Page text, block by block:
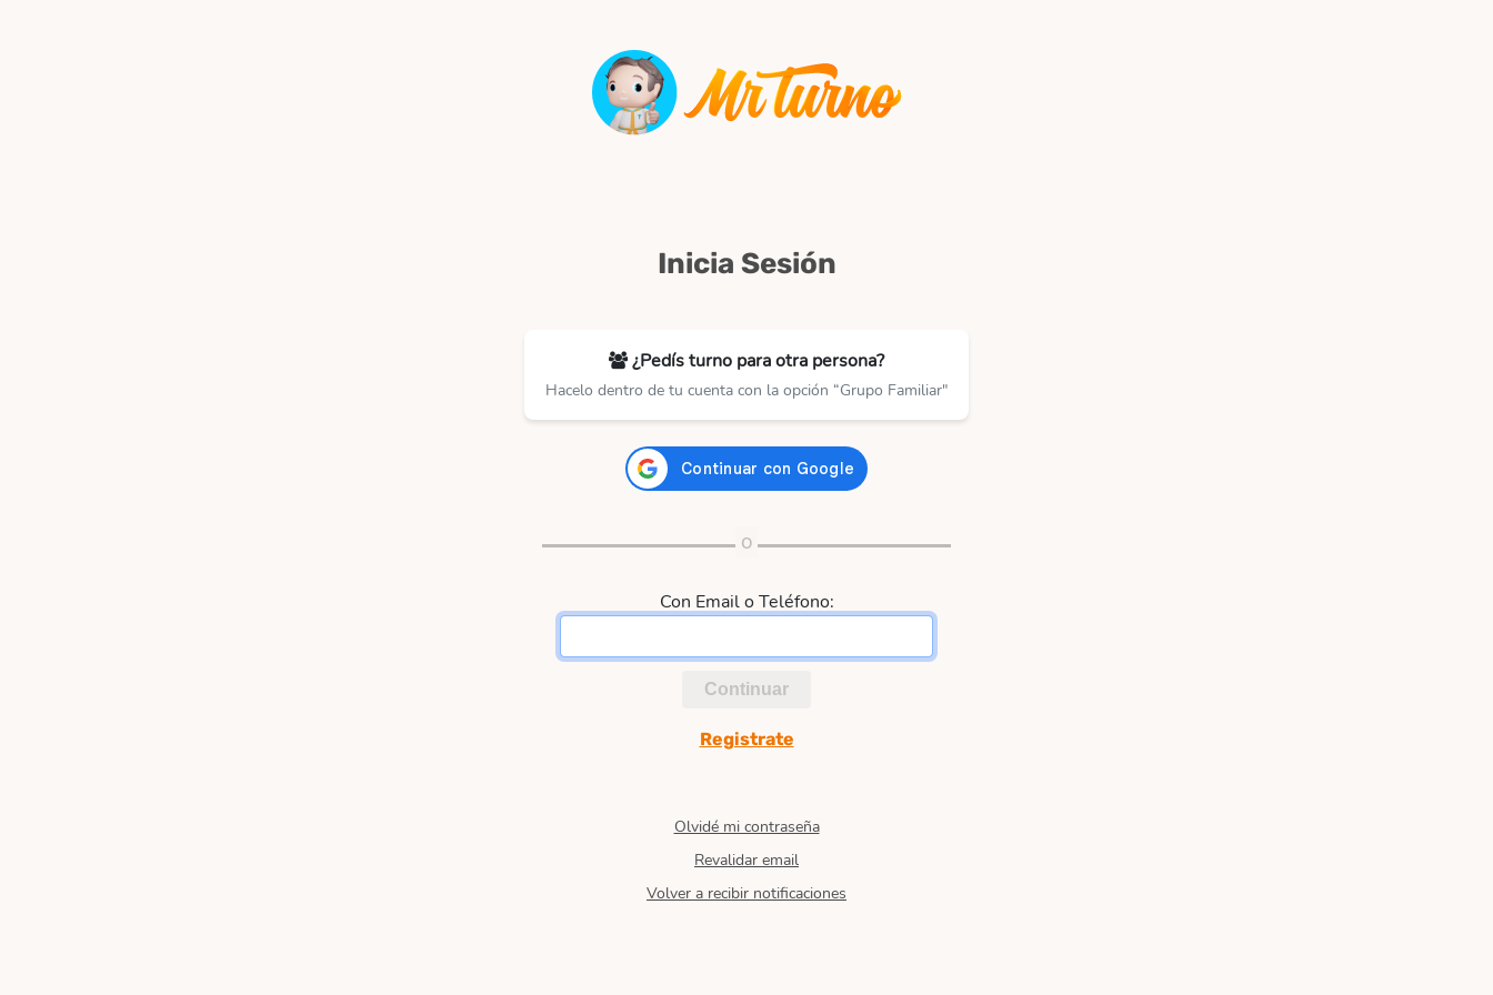
Inicia Sesión
¿Pedís turno para otra persona?
Hacelo dentro de tu cuenta con la opción “Grupo Familiar"
Con Email o Teléfono:
Continuar
Registrate
Olvidé mi contraseña
Revalidar email
Volver a recibir notificaciones